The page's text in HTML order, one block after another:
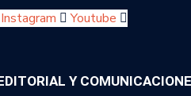
Instagram Youtube
Y